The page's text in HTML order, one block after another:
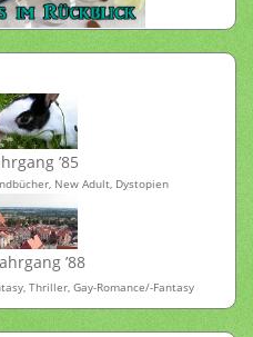
’85
New Adult, Dystopien
’88
Thriller, Gay-Romance/-Fantasy